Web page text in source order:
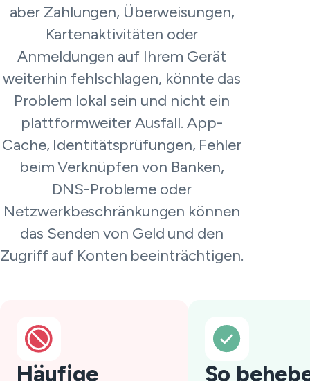
aber Zahlungen, Überweisungen,
Kartenaktivitäten oder
Anmeldungen auf Ihrem Gerät
weiterhin fehlschlagen, könnte das
Problem lokal sein und nicht ein
plattformweiter Ausfall. App-
Cache, Identitätsprüfungen, Fehler
beim Verknüpfen von Banken,
DNS-Probleme oder
Netzwerkbeschränkungen können
das Senden von Geld und den
Zugriff auf Konten beeinträchtigen.
Häufige So